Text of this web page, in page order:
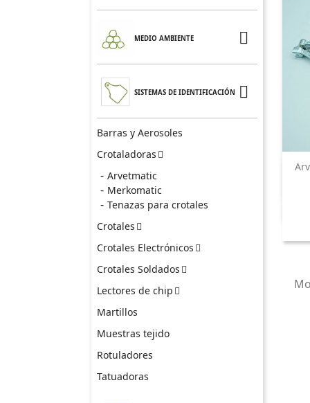
MEDIO AMBIENTE 
SISTEMAS DE IDENTIFICACIÓN 
Barras y Aerosoles
Crotaladoras 
Arvetmatic
Merkomatic
Tenazas para crotales
Crotales 
Crotales Electrónicos 
Crotales Soldados 
Lectores de chip 
Martillos
Muestras tejido
Rotuladores
Tatuadoras